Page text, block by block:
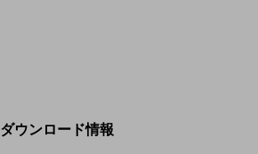
ダウンロード情報